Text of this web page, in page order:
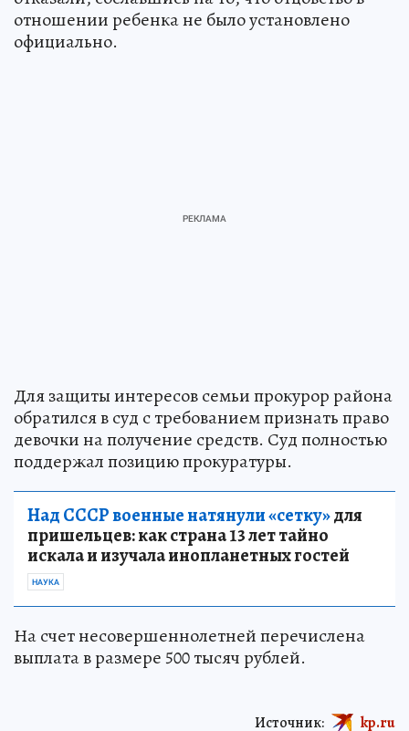
отношении ребенка не было установлено
официально.
Для защиты интересов семьи прокурор района
обратился в суд с требованием признать право
девочки на получение средств. Суд полностью
поддержал позицию прокуратуры.
Над СССР военные натянули «сетку»для
пришельцев: как страна 13 лет тайно
искала и изучала инопланетных гостей
НАУКА
На счет несовершеннолетней перечислена
выплата в размере 500 тысяч рублей.
Источник: kp.ru